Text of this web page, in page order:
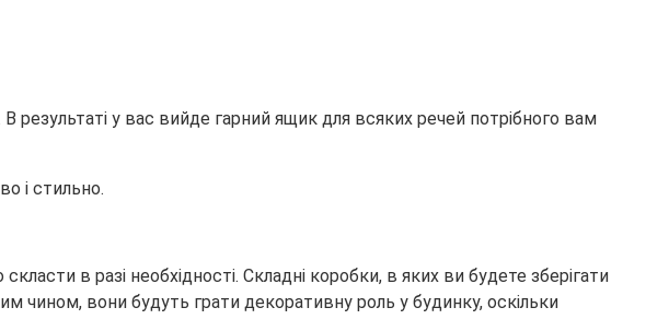
у вас вийде гарний ящик для всяких речей потрібного вам
і стильно.
в разі необхідності. Складні коробки, в яких ви будете зберігати
чином, вони будуть грати декоративну роль у будинку, оскільки